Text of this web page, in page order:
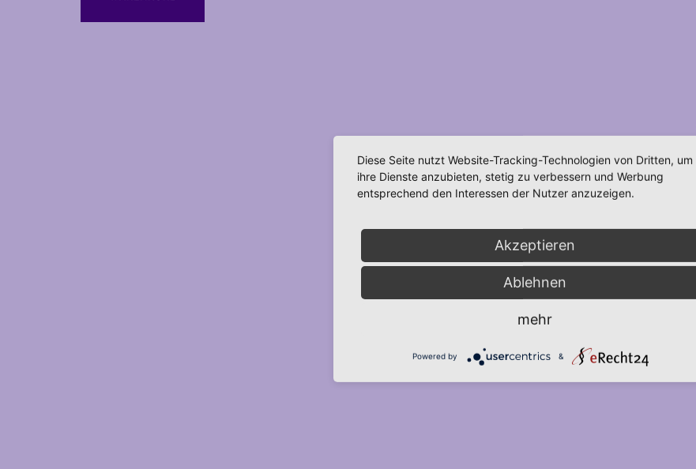
Diese Seite nutzt Website-Tracking-Technologien von Dritten, um
ihre Dienste anzubieten, stetig zu verbessern und Werbung
entsprechend den Interessen der Nutzer anzuzeigen.
Akzeptieren
Ablehnen
mehr
Powered by &